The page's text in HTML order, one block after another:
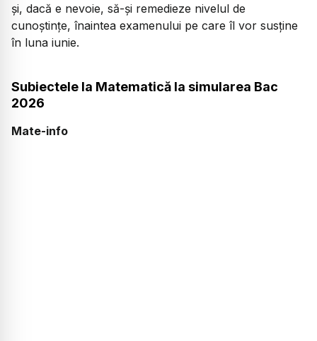
și, dacă e nevoie, să-și remedieze nivelul de
cunoștințe, înaintea examenului pe care îl vor susține
în luna iunie.
Subiectele la Matematică la simularea Bac
2026
Mate-info